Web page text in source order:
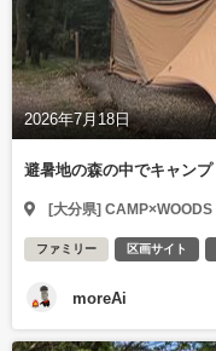
2026年7月18日
避暑地の森の中でキャンプ
[大分県] CAMP×WOODS
ファミリー 区画サイト
moreAi